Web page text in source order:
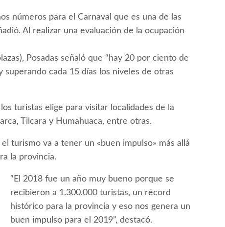
números para el Carnaval que es una de las
Al realizar una evaluación de la ocupación
Posadas señaló que “hay 20 por ciento de
cada 15 días los niveles de otras
turistas elige para visitar localidades de la
Tilcara y Humahuaca, entre otras.
turismo va a tener un «buen impulso» más allá
la provincia.
“El 2018 fue un año muy bueno porque se
recibieron a 1.300.000 turistas, un récord
histórico para la provincia y eso nos genera un
buen impulso para el 2019”, destacó.